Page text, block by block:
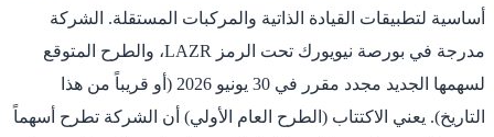
أساسية لتطبيقات القيادة الذاتية والمركبات المستقلة. الشركة
مدرجة في بورصة نيويورك تحت الرمز LAZR، والطرح المتوقع
لسهمها الجديد مجدد مقرر في 30 يونيو 2026 (أو قريباً من هذا
التاريخ). يعني الاكتتاب (الطرح العام الأولي) أن الشركة تطرح أسهماً